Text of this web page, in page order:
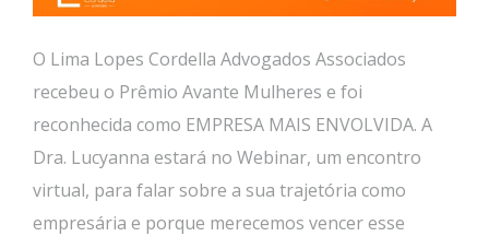
O Lima Lopes Cordella Advogados Associados
recebeu o Prêmio Avante Mulheres e foi
reconhecida como EMPRESA MAIS ENVOLVIDA. A
Dra. Lucyanna estará no Webinar, um encontro
virtual, para falar sobre a sua trajetória como
empresária e porque merecemos vencer esse